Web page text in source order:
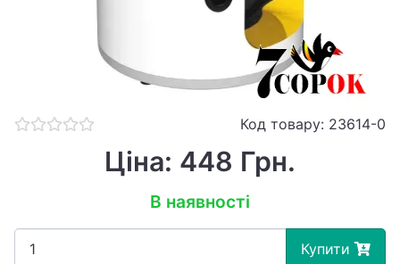
Код товару: 23614-0
Ціна: 448 Грн.
В наявності
Купити